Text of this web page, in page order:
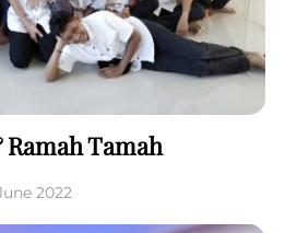
Tamah
2022